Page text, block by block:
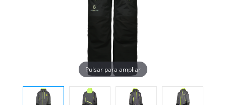
Pulsar para ampliar